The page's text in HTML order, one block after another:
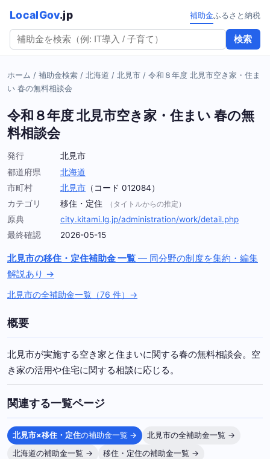
LocalGov.jp
検索
補助金ふるさと納税
ホーム / 補助金検索 / 北海道 / 北見市 / 令和８年度 北見市空き家・住ま
い 春の無料相談会
令和８年度 北見市空き家・住まい 春の無
料相談会
発行
北見市
都道府県
北海道
市町村
北見市 （コード 012084）
カテゴリ
移住・定住 （タイトルからの推定）
原典
city.kitami.lg.jp/administration/work/detail.php
最終確認
2026-05-15
北見市の移住・定住補助金 一覧 — 同分野の制度を集約・編集
解説あり →
北見市の全補助金一覧（76 件）→
概要
北見市が実施する空き家と住まいに関する春の無料相談会。空
き家の活用や住宅に関する相談に応じる。
関連する一覧ページ
北見市×移住・定住の補助金一覧 →
北見市の全補助金一覧 →
北海道の補助金一覧 →
移住・定住の補助金一覧 →